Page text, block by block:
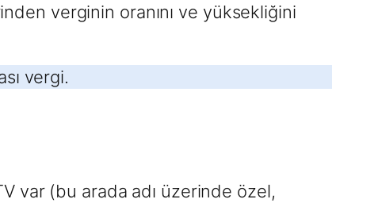
verginin oranını ve yüksekliğini
vergi.
var (bu arada adı üzerinde özel,